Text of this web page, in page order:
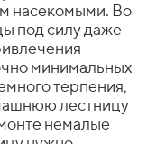
насекомыми. Во
под силу даже
минимальных
терпения,
лестницу
немалые